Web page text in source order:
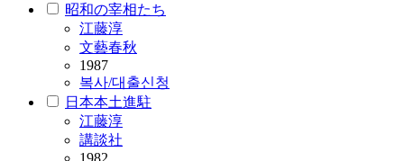
昭和の宰相たち
江藤淳
文藝春秋
1987
복사/대출신청
日本本土進駐
江藤淳
講談社